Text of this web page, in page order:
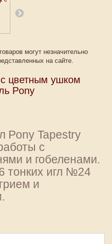
могут незначительно
на сайте.
цветным ушком
Pony
Pony Tapestry
с
и гобеленами.
тонких игл №24
и